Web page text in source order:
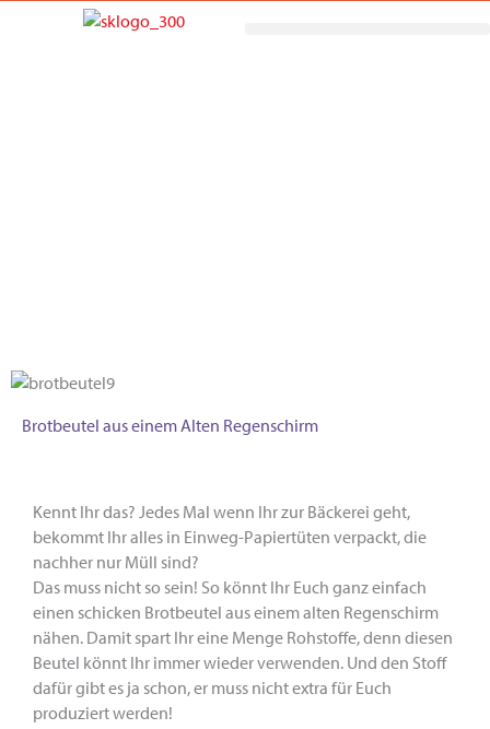
Brotbeutel aus einem Alten Regenschirm
Kennt Ihr das? Jedes Mal wenn Ihr zur Bäckerei geht,
bekommt Ihr alles in Einweg-Papiertüten verpackt, die
nachher nur Müll sind?
Das muss nicht so sein! So könnt Ihr Euch ganz einfach
einen schicken Brotbeutel aus einem alten Regenschirm
nähen. Damit spart Ihr eine Menge Rohstoffe, denn diesen
Beutel könnt Ihr immer wieder verwenden. Und den Stoff
dafür gibt es ja schon, er muss nicht extra für Euch
produziert werden!